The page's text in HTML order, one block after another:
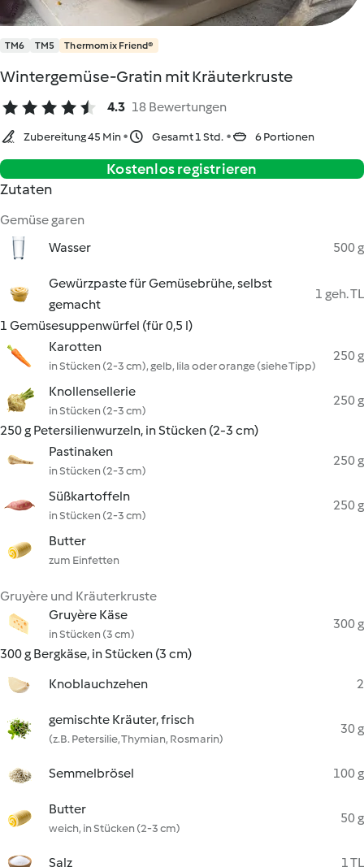
TM6 TM5 Thermomix Friend®
Wintergemüse-Gratin mit Kräuterkruste
4.3 18 Bewertungen
Zubereitung 45 Min Gesamt 1 Std. 6 Portionen
Kostenlos registrieren
Zutaten
Gemüse garen
Wasser
500 g
Gewürzpaste für Gemüsebrühe, selbst
gemacht
1 geh. TL
1 Gemüsesuppenwürfel (für 0,5 l)
Karotten
in Stücken (2-3 cm), gelb, lila oder orange (siehe Tipp)
250 g
Knollensellerie
in Stücken (2-3 cm)
250 g
250 g Petersilienwurzeln, in Stücken (2-3 cm)
Pastinaken
in Stücken (2-3 cm)
250 g
Süßkartoffeln
in Stücken (2-3 cm)
250 g
Butter
zum Einfetten
Gruyère und Kräuterkruste
Gruyère Käse
in Stücken (3 cm)
300 g
300 g Bergkäse, in Stücken (3 cm)
Knoblauchzehen
2
gemischte Kräuter, frisch
(z.B. Petersilie, Thymian, Rosmarin)
30 g
Semmelbrösel 100 g
Butter
weich, in Stücken (2-3 cm)
50 g
Salz 1 TL